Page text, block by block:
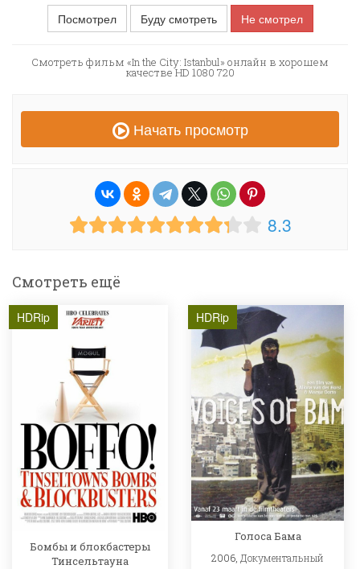
Посмотрел
Буду смотреть Не смотрел
Смотреть фильм «In the City: Istanbul» онлайн в хорошем
качестве HD 1080 720
Начать просмотр
8.3
Смотреть ещё
HDRip
Бомбы и блокбастеры
Тинсельтауна
HDRip
Голоса Бама
2006,Документальный